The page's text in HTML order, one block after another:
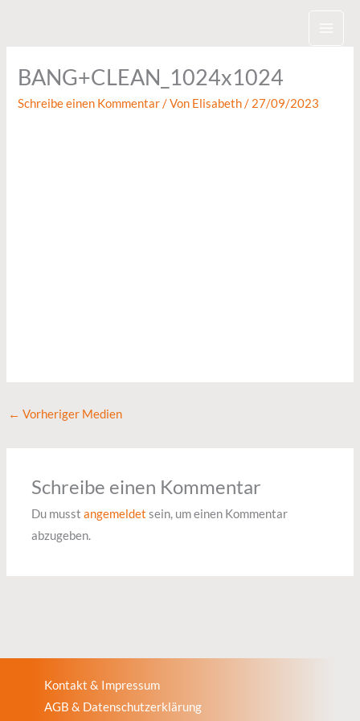
BANG+CLEAN_1024x1024
Schreibe einen Kommentar / Von Elisabeth/ 27/09/2023
← Vorheriger Medien
Schreibe einen Kommentar
Du musstangemeldet sein, um einen Kommentar
abzugeben.
Kontakt & Impressum
AGB & Datenschutzerklärung